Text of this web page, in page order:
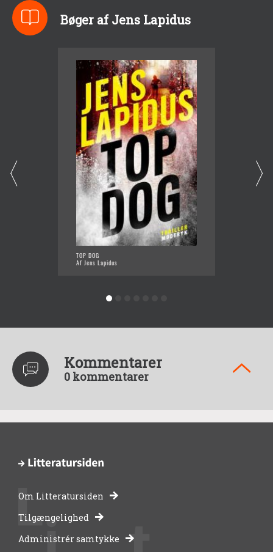
Bøger af Jens Lapidus
TOP DOG
Af Jens Lapidus
Kommentarer
0 kommentarer
-
Om Litteratursiden
Tilgængelighed
Administrér samtykke